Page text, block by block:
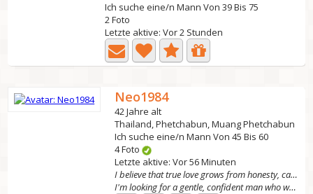
Ich suche eine/n Mann Von 39 Bis 75
2 Foto
Letzte aktive: Vor 2 Stunden
Neo1984
42 Jahre alt
Thailand, Phetchabun, Muang Phetchabun
Ich suche eine/n Mann Von 45 Bis 60
4 Foto
Letzte aktive: Vor 56 Minuten
I believe that true love grows from honesty, care(
I'm looking for a gentle, confident man who will take...